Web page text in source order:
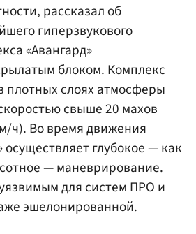
рассказал об
гиперзвукового
«Авангард»
блоком. Комплекс
плотных слоях атмосферы
свыше 20 махов
ч). Во время движения
осуществляет глубокое — как
— маневрирование.
для систем ПРО и
эшелонированной.